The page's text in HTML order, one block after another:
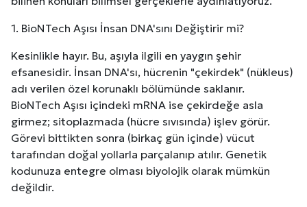
1. BioNTech Aşısı İnsan DNA'sını Değiştirir mi?
Kesinlikle hayır. Bu, aşıyla ilgili en yaygın şehir
efsanesidir. İnsan DNA'sı, hücrenin "çekirdek" (nükleus)
adı verilen özel korunaklı bölümünde saklanır.
BioNTech Aşısı içindeki mRNA ise çekirdeğe asla
girmez; sitoplazmada (hücre sıvısında) işlev görür.
Görevi bittikten sonra (birkaç gün içinde) vücut
tarafından doğal yollarla parçalanıp atılır. Genetik
kodunuza entegre olması biyolojik olarak mümkün
değildir.